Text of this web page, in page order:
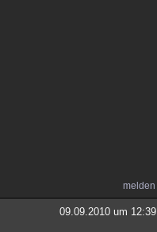
melden
09.09.2010 um 12:39